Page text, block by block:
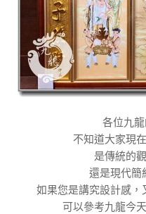
各位九
不知道大家現
是傳統的
還是現代簡
如果您是講究設計感
可以參考九龍今